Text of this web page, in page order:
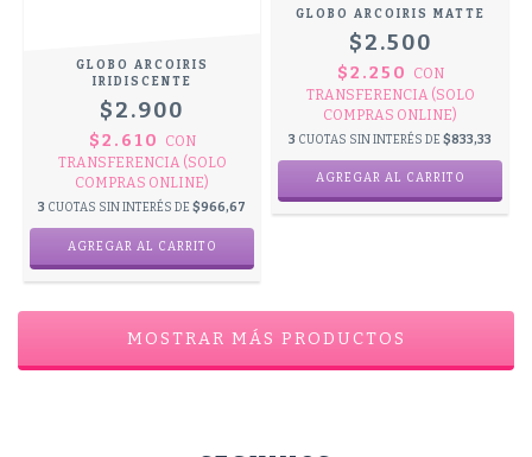
GLOBO ARCOIRIS
IRIDISCENTE
$2.900
$2.610
CON
TRANSFERENCIA (SOLO
COMPRAS ONLINE)
3 CUOTAS SIN INTERÉS DE $966,67
GLOBO ARCOIRIS MATTE
$2.500
$2.250
CON
TRANSFERENCIA (SOLO
COMPRAS ONLINE)
3 CUOTAS SIN INTERÉS DE $833,33
AGREGAR AL CARRITO
MOSTRAR MÁS PRODUCTOS